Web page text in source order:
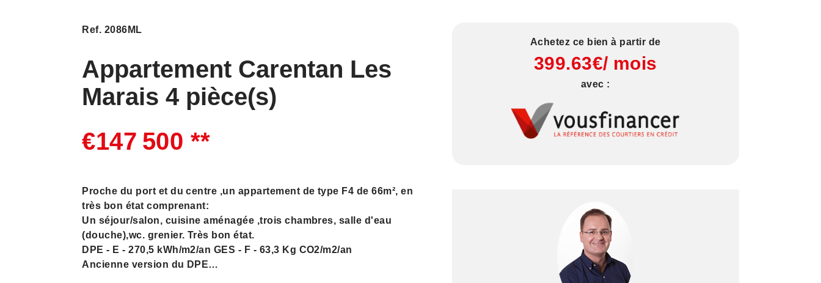
Ref. 2086ML
Appartement Carentan Les
Marais 4 pièce(s)
€147 500 **
Proche du port et du centre ,un appartement de type F4 de 66m², en
très bon état comprenant:
Un séjour/salon, cuisine aménagée ,trois chambres, salle d'eau
(douche),wc. grenier. Très bon état.
DPE - E - 270,5 kWh/m2/an GES - F - 63,3 Kg CO2/m2/an
Ancienne version du DPE
Achetez ce bien à partir de
399.63€/ mois
avec :